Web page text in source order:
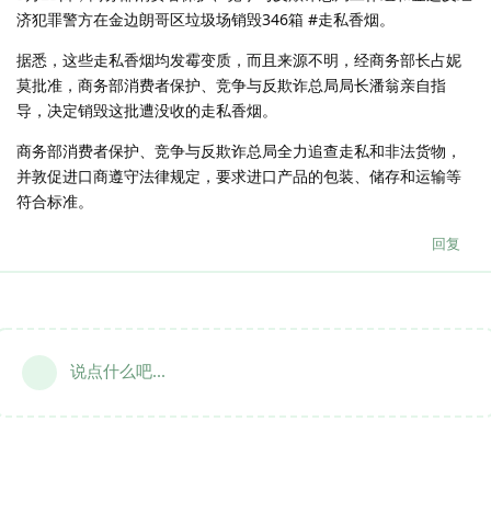
济犯罪警方在金边朗哥区垃圾场销毁346箱 #走私香烟。
据悉，这些走私香烟均发霉变质，而且来源不明，经商务部长占妮
莫批准，商务部消费者保护、竞争与反欺诈总局局长潘翁亲自指
导，决定销毁这批遭没收的走私香烟。
商务部消费者保护、竞争与反欺诈总局全力追查走私和非法货物，
并敦促进口商遵守法律规定，要求进口产品的包装、储存和运输等
符合标准。
回复
说点什么吧...